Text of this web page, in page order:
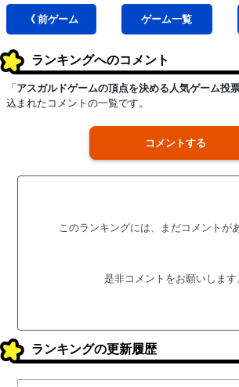
《 前ゲーム ゲーム一覧
ランキングへのコメント
「 アスガルドゲームの頂点を決める人気ゲーム投
込まれたコメントの一覧です。
コメントする
このランキングには、まだコメントが
是非コメントをお願いします
ランキングの更新履歴